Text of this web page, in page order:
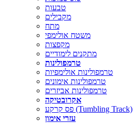
טבעות
מקבילים
מתח
משטח אולימפי
מקפצות
מתקנים לימודיים
טרמפולינות
טרמפולינות אולימפיות
טרמפולינות אימונים
טרמפולינות אביזרים
אקרובטיקה
פס קרקע (Tumbling Track)
עזרי אימון